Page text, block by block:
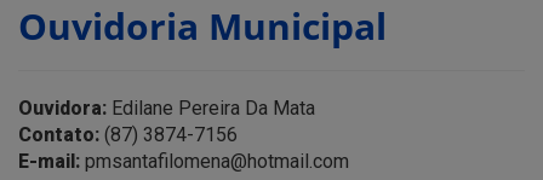
Ouvidoria Municipal
Ouvidora: Edilane Pereira Da Mata
Contato: (87) 3874-7156
E-mail: pmsantafilomena@hotmail.com